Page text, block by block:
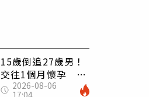
15歲倒追27歲男！
交往1個月懷孕 36
歲當阿嬤故事曝光
2026-08-06
17:04